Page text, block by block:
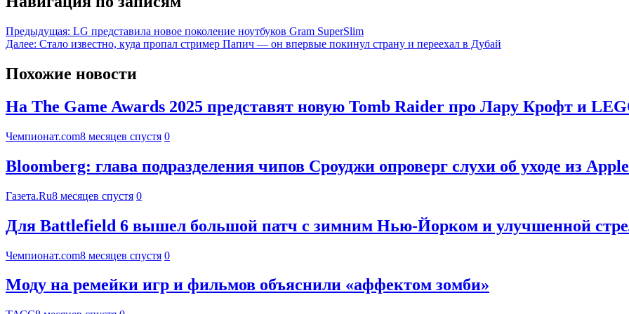
Предыдущая: LG представила новое поколение ноутбуков Gram SuperSlim
Далее: Стало известно, куда пропал стример Папич — он впервые покинул страну и переехал в Дубай
Похожие новости
На The Game Awards 2025 представят новую Tomb Raider про Лару Крофт и
Чемпионат.com8 месяцев спустя 0
Bloomberg: глава подразделения чипов Сроуджи опроверг слухи об уходе из Apple
Газета.Ru8 месяцев спустя 0
Для Battlefield 6 вышел большой патч с зимним Нью-Йорком и улучшенной
Чемпионат.com8 месяцев спустя 0
Моду на ремейки игр и фильмов объяснили «аффектом зомби»